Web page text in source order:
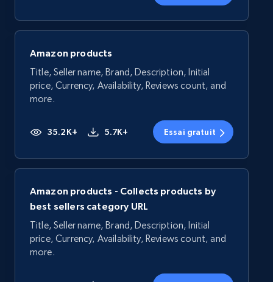
Amazon products
Title, Seller name, Brand, Description, Initial
price, Currency, Availability, Reviews count, and
more.
35.2K+ 5.7K+ Essai gratuit
Amazon products - Collects products by
best sellers category URL
Title, Seller name, Brand, Description, Initial
price, Currency, Availability, Reviews count, and
more.